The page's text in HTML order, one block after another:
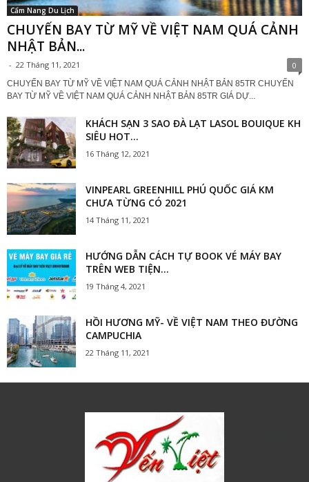
Cẩm Nang Du Lịch
CHUYẾN BAY TỪ MỸ VỀ VIỆT NAM QUÁ CẢNH
NHẬT BẢN...
- 22 Tháng 11, 2021 0
CHUYẾN BAY TỪ MỸ VỀ VIỆT NAM QUÁ CẢNH NHẬT BẢN 85TR CHUYẾN
BAY TỪ MỸ VỀ VIỆT NAM QUÁ CẢNH NHẬT BẢN 85TR GIÁ DỰ...
KHÁCH SẠN 3 SAO ĐÀ LẠT LASOL BOUIQUE KH
SIÊU HOT...
16 Tháng 12, 2021
VINPEARL GREENHILL PHÚ QUỐC GIÁ KM
CHƯA TỪNG CÓ 2021
14 Tháng 11, 2021
HƯỚNG DẪN CÁCH TỰ BOOK VÉ MÁY BAY
TRÊN WEB TIỆN...
19 Tháng 4, 2021
HỒI HƯƠNG MỸ- VỀ VIỆT NAM THEO ĐƯỜNG
CAMPUCHIA
22 Tháng 11, 2021